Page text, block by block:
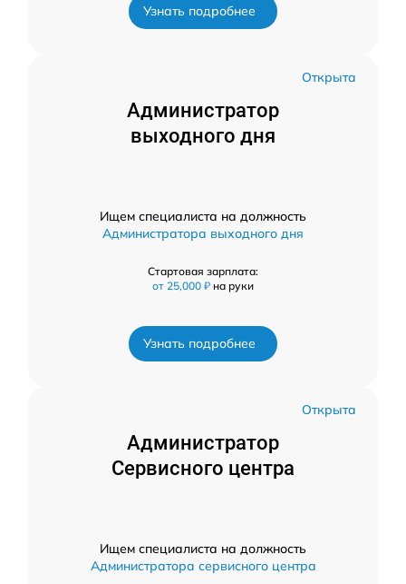
Узнать подробнее
Открыта
Администратор
выходного дня
Ищем специалиста на должность
Администратора выходного дня
Стартовая зарплата:
от 25,000 ₽ на руки
Узнать подробнее
Открыта
Администратор
Сервисного центра
Ищем специалиста на должность
Администратора сервисного центра